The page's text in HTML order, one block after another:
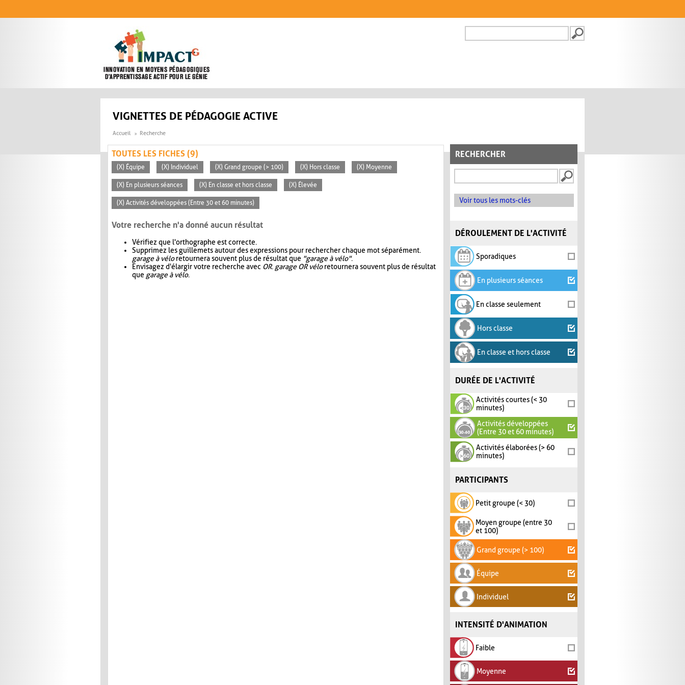
FORMULAIRE DE
VIGNETTES DE PÉDAGOGIE ACTIVE
Accueil Recherche
RECHERCHER
Voir tous les mots-clés
DÉROULEMENT DE L'ACTIVITÉ
Sporadiques
En plusieurs séances
En classe seulement
Hors classe
En classe et hors classe
DURÉE DE L'ACTIVITÉ
Activités courtes (< 30
minutes)
Activités développées
(Entre 30 et 60 minutes)
Activités élaborées (> 60
minutes)
PARTICIPANTS
Petit groupe (< 30)
Moyen groupe (entre 30
et 100)
Grand groupe (> 100)
Équipe
Individuel
INTENSITÉ D'ANIMATION
Faible
Moyenne
TOUTES LES FICHES (9)
(X) Équipe (X) Individuel (X) Grand groupe (> 100) (X) Hors classe (X) Moyenne
(X) En plusieurs séances (X) En classe et hors classe (X) Élevée
(X) Activités développées (Entre 30 et 60 minutes)
Votre recherche n'a donné aucun résultat
Vérifiez que l'orthographe est correcte.
Supprimez les guillemets autour des expressions pour rechercher chaque mot séparément.
garage à véloretournera souvent plus de résultat que "garage à vélo".
Envisagez d'élargir votre recherche avec OR. garage OR véloretournera souvent plus de résultat
que garage à vélo.